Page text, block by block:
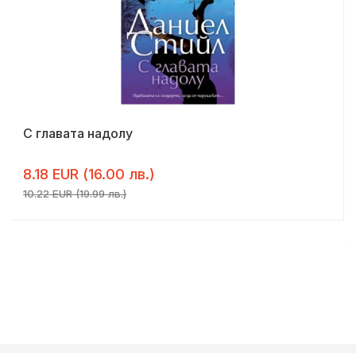
С главата надолу
8.18 EUR (16.00 лв.)
10.22 EUR (19.99 лв.)